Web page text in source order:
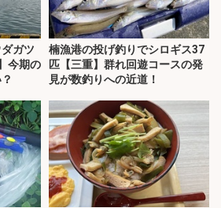
ガツ
今期の
楠漁港の投げ釣りでシロギス37
匹【三重】群れ回遊コースの発
見が数釣りへの近道！